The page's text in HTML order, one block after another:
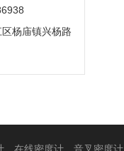
杨庙镇兴杨路